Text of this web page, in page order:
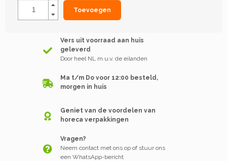
Toevoegen
Vers uit voorraad aan huis
geleverd
Door heel NL m.u.v. de eilanden
Ma t/m Do voor 12:00 besteld,
morgen in huis
Geniet van de voordelen van
horeca verpakkingen
Vragen?
Neem contact met ons op of stuur ons
een WhatsApp-bericht